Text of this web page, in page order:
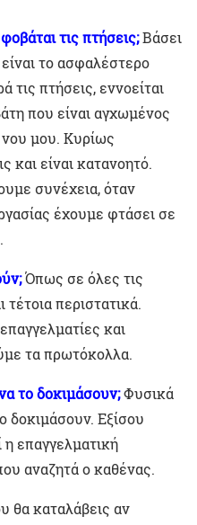
τις πτήσεις;Βάσει
το ασφαλέστερο
πτήσεις, εννοείται
που είναι αγχωμένος
μου. Κυρίως
και είναι κατανοητό.
συνέχεια, όταν
έχουμε φτάσει σε
Όπως σε όλες τις
περιστατικά.
και
τα πρωτόκολλα.
το δοκιμάσουν;Φυσικά
δοκιμάσουν. Εξίσου
η επαγγελματική
αναζητά ο καθένας.
θα καταλάβεις αν